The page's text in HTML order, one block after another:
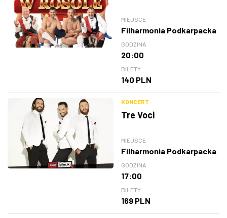
MIEJSCE
Filharmonia Podkarpacka
GODZINA
20:00
BILETY
140 PLN
KONCERT
Tre Voci
MIEJSCE
Filharmonia Podkarpacka
GODZINA
17:00
BILETY
169 PLN